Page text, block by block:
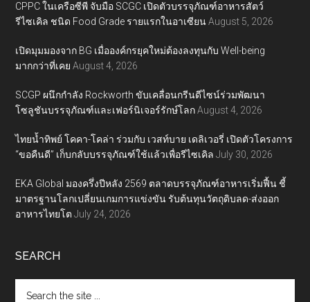
CPPC ในเครือซีพี จับมือ SCGC เปิดตัวบรรจุภัณฑ์อาหารสัตว์
รีไซเคิล ชนิด Food Grade รายแรกในอาเซียน August 5, 2026
เปิดมุมมองจาก BG เมื่อองค์กรยุคใหม่ต้องลงทุนกับ Well-being
มากกว่าที่เคย August 4, 2026
SCGP ผนึกกำลัง Rockworth ขับเคลื่อนกรีนดีไซน์ร่วมพัฒนา
โซลูชันบรรจุภัณฑ์และเฟอร์นิเจอร์รักษ์โลก August 4, 2026
ไทยน้ำทิพย์ โคคา-โคล่า ร่วมกับ เวสท์บาย เดลิเวอรี่ เปิดตัวโครงการ
“ขอคืนดี” เก็บกลับบรรจุภัณฑ์ใช้แล้วเพื่อรีไซเคิล July 30, 2026
EKA Global มองครึ่งปีหลัง 2569 ตลาดบรรจุภัณฑ์อาหารเริ่มฟื้น ชี้
มาตรฐานโลกเปลี่ยนเกมการแข่งขัน รับต้นทุนวัตถุดิบลด-ส่งออก
อาหารไทยโต July 24, 2026
SEARCH